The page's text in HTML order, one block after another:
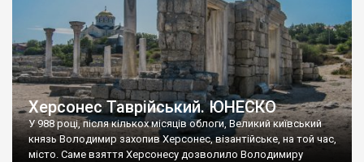
Херсонес Таврійський. ЮНЕСКО
У 988 році, після кількох місяців облоги, Великий київський
князь Володимир захопив Херсонес, візантійське, на той час,
місто. Саме взяття Херсонесу дозволило Володимиру